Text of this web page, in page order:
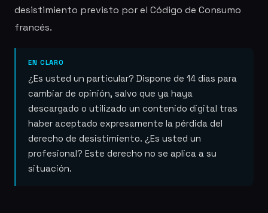
desistimiento previsto por el Código de Consumo
francés.
EN CLARO
¿Es usted un particular? Dispone de 14 días para
cambiar de opinión, salvo que ya haya
descargado o utilizado un contenido digital tras
haber aceptado expresamente la pérdida del
derecho de desistimiento. ¿Es usted un
profesional? Este derecho no se aplica a su
situación.